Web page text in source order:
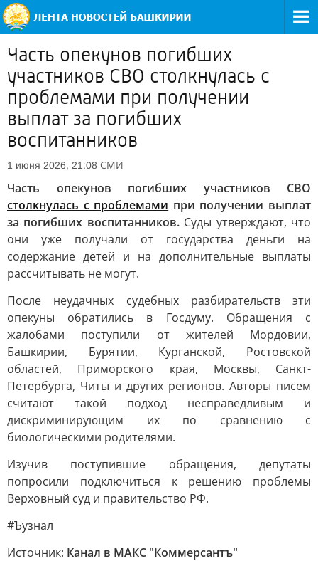
Часть опекунов погибших
участников СВО столкнулась с
проблемами при получении
выплат за погибших
воспитанников
1 июня 2026, 21:08 СМИ
Часть опекунов погибших участников СВО
столкнулась с проблемами при получении выплат
за погибших воспитанников. Суды утверждают, что
они уже получали от государства деньги на
содержание детей и на дополнительные выплаты
рассчитывать не могут.
После неудачных судебных разбирательств эти
опекуны обратились в Госдуму. Обращения с
жалобами поступили от жителей Мордовии,
Башкирии, Бурятии, Курганской, Ростовской
областей, Приморского края, Москвы, Санкт-
Петербурга, Читы и других регионов. Авторы писем
считают такой подход несправедливым и
дискриминирующим их по сравнению с
биологическими родителями.
Изучив поступившие обращения, депутаты
попросили подключиться к решению проблемы
Верховный суд и правительство РФ.
#Ъузнал
Источник: Канал в МАКС "Коммерсантъ"